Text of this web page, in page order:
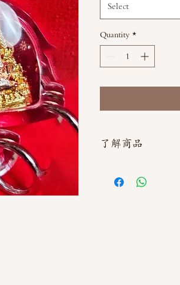
Select
Quantity *
了解商品